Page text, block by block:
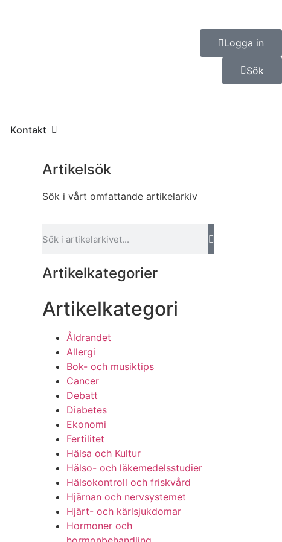
Logga in
Sök
Kontakt
Artikelsök
Sök i vårt omfattande artikelarkiv
Artikelkategorier
Artikelkategori
Åldrandet
Allergi
Bok- och musiktips
Cancer
Debatt
Diabetes
Ekonomi
Fertilitet
Hälsa och Kultur
Hälso- och läkemedelsstudier
Hälsokontroll och friskvård
Hjärnan och nervsystemet
Hjärt- och kärlsjukdomar
Hormoner och